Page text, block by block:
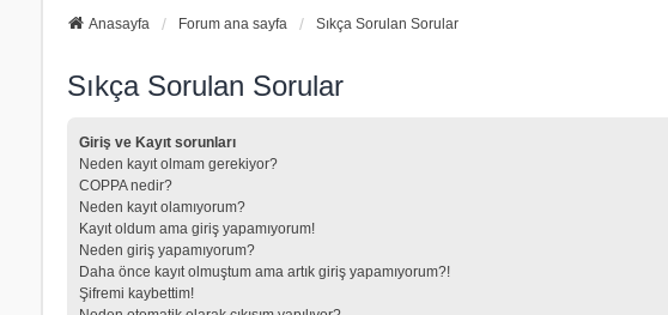
Anasayfa Forum ana sayfa Sıkça Sorulan Sorular
Sıkça Sorulan Sorular
Giriş ve Kayıt sorunları
Neden kayıt olmam gerekiyor?
COPPA nedir?
Neden kayıt olamıyorum?
Kayıt oldum ama giriş yapamıyorum!
Neden giriş yapamıyorum?
Daha önce kayıt olmuştum ama artık giriş yapamıyorum?!
Şifremi kaybettim!